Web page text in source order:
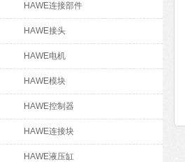
HAWE连接部件
HAWE接头
HAWE电机
HAWE模块
HAWE控制器
HAWE连接块
HAWE液压缸